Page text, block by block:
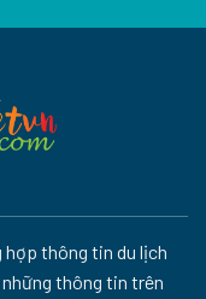
thông tin du lịch
thông tin trên